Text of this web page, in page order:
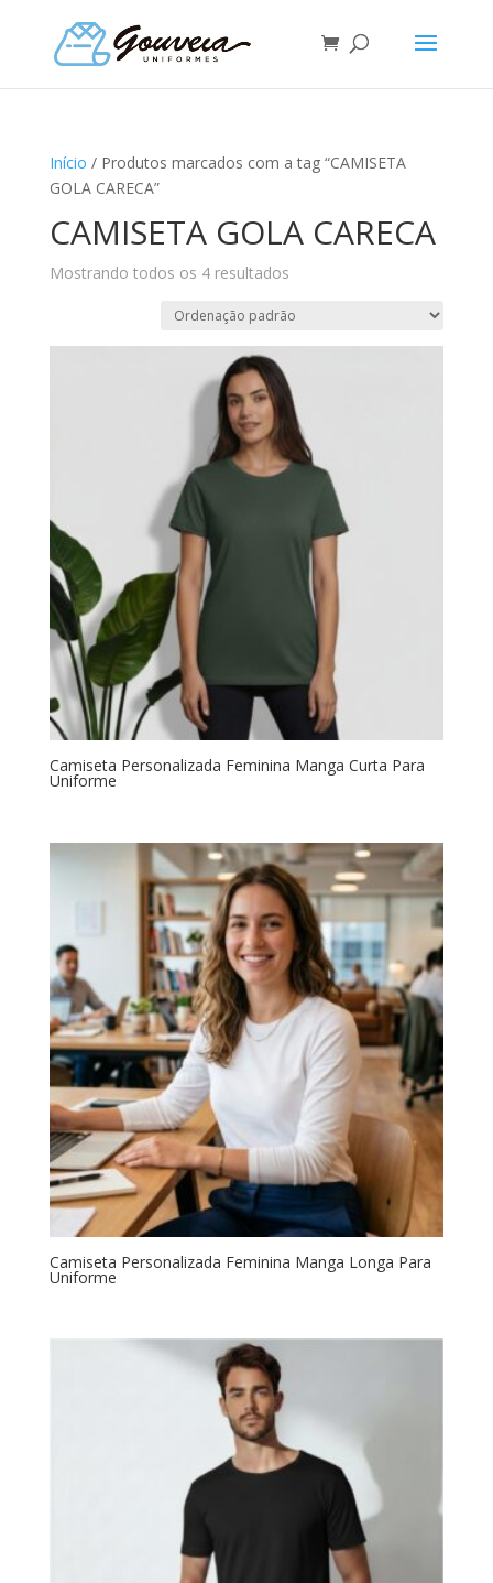
Início / Produtos marcados com a tag “CAMISETA
GOLA CARECA”
CAMISETA GOLA CARECA
Mostrando todos os 4 resultados
Camiseta Personalizada Feminina Manga Curta Para
Uniforme
Camiseta Personalizada Feminina Manga Longa Para
Uniforme